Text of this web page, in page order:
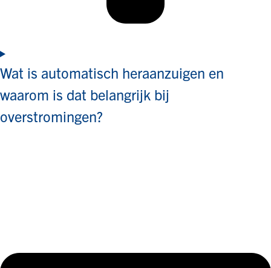
Wat is automatisch heraanzuigen en
waarom is dat belangrijk bij
overstromingen?